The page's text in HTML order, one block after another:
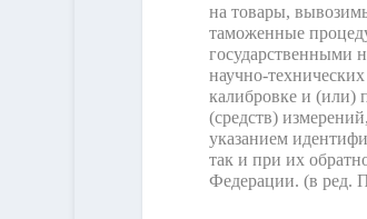
на товары,
таможенные
государственными
научно-
калибровке и (или)
(средств)
указанием
так и при их
Федерации. (в ред.